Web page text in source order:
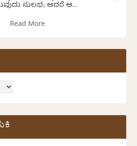
ಸುಲಭ; ಆದರೆ ಆ...
Read More